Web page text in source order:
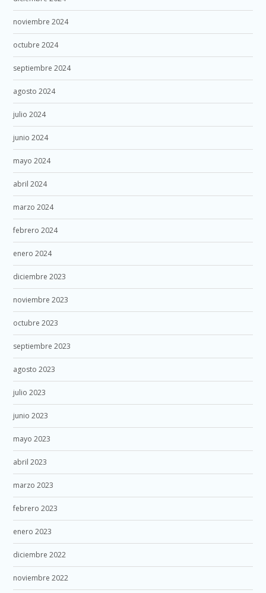
noviembre 2024
octubre 2024
septiembre 2024
agosto 2024
julio 2024
junio 2024
mayo 2024
abril 2024
marzo 2024
febrero 2024
enero 2024
diciembre 2023
noviembre 2023
octubre 2023
septiembre 2023
agosto 2023
julio 2023
junio 2023
mayo 2023
abril 2023
marzo 2023
febrero 2023
enero 2023
diciembre 2022
noviembre 2022